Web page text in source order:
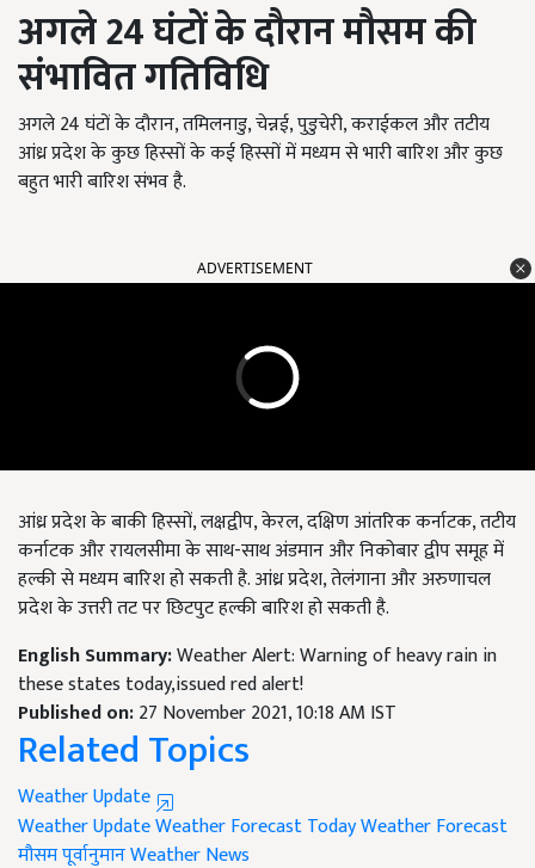
अगले 24 घंटों के दौरान मौसम की
संभावित गतिविधि
अगले 24 घंटों के दौरान, तमिलनाडु, चेन्नई, पुडुचेरी, कराईकल और तटीय
आंध्र प्रदेश के कुछ हिस्सों के कई हिस्सों में मध्यम से भारी बारिश और कुछ
बहुत भारी बारिश संभव है.
ADVERTISEMENT
आंध्र प्रदेश के बाकी हिस्सों, लक्षद्वीप, केरल, दक्षिण आंतरिक कर्नाटक, तटीय
कर्नाटक और रायलसीमा के साथ-साथ अंडमान और निकोबार द्वीप समूह में
हल्की से मध्यम बारिश हो सकती है. आंध्र प्रदेश, तेलंगाना और अरुणाचल
प्रदेश के उत्तरी तट पर छिटपुट हल्की बारिश हो सकती है.
English Summary:Weather Alert: Warning of heavy rain in
these states today,issued red alert!
Published on:27 November 2021, 10:18 AM IST
Related Topics
Weather Update
Weather UpdateWeather Forecast TodayWeather Forecast
मौसम पूर्वानुमानWeather News